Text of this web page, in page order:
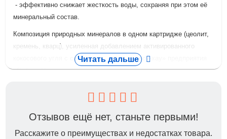
- эффективно снижает жесткость воды, сохраняя при этом её
минеральный состав.
Композиция природных минералов в одном картридже (цеолит,
кремень, кварц), усиленная добавлением активированного
кокосового угля с серебром, являются «ноу-хау» предприятия
«Сибирь-Цео» и предлагается на рынке впервые.
дополняющих друг друга, позволяет не только эффективно
рядом полезных и необходимых организму человека макро- и
микроэлементов: калием, кремнием и др. Кроме того, введение
Читать дальше
Отзывов ещё нет, станьте первыми!
Расскажите о преимуществах и недостатках товара.